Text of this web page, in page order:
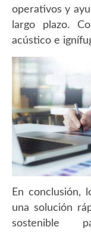
operativos y
largo plazo.
acústico e
En conclusión,
una solución
sostenible